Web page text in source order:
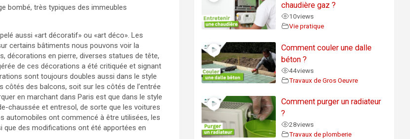
bombé, très typiques des immeubles
aussi «art décoratif» ou «art déco». Les
certains bâtiments nous pouvons voir la
décorations en pierre, diverses statues de tête,
de ces décorations a été critiquée et signant
sont toujours doubles aussi dans le style
des balcons, soit sur les côtés de l’entrée
en marchant dans Paris est que dans le style
chaussée et entresol, de sorte que les voitures
automobiles ont commencé à être utilisées, les
que des modifications ont été apportées en
chaudière gaz ?
10views
Vie pratique
Comment couler une dalle
béton ?
44views
Travaux de Gros Oeuvre
Comment purger un radiateur
?
28views
Travaux de plomberie